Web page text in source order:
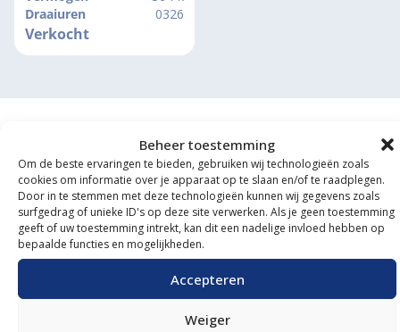
Beheer toestemming
Om de beste ervaringen te bieden, gebruiken wij technologieën zoals
cookies om informatie over je apparaat op te slaan en/of te raadplegen.
Door in te stemmen met deze technologieën kunnen wij gegevens zoals
surfgedrag of unieke ID's op deze site verwerken. Als je geen toestemming
geeft of uw toestemming intrekt, kan dit een nadelige invloed hebben op
bepaalde functies en mogelijkheden.
Accepteren
Weiger
Draaiuren
0326
Verkocht
Onze showroom
bezoeken?
De koffie staat klaar!
BEL ONS MAIL ONS